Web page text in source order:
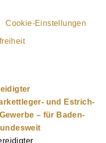
Cookie-Einstellungen
und Estrich-
– für Baden-